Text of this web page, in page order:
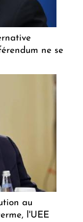
ne se
au
l'UEE